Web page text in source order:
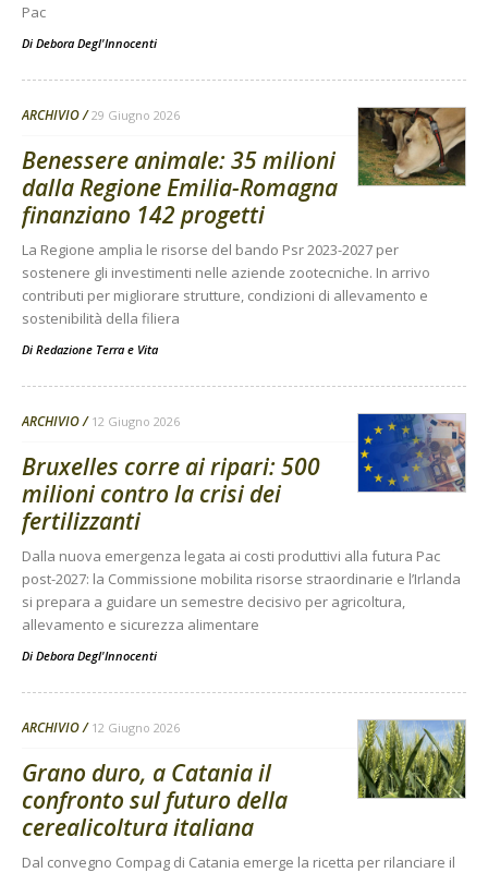
Pac
Di Debora Degl'Innocenti
ARCHIVIO 29 Giugno 2026
Benessere animale: 35 milioni
dalla Regione Emilia-Romagna
finanziano 142 progetti
La Regione amplia le risorse del bando Psr 2023-2027 per
sostenere gli investimenti nelle aziende zootecniche. In arrivo
contributi per migliorare strutture, condizioni di allevamento e
sostenibilità della filiera
Di Redazione Terra e Vita
ARCHIVIO 12 Giugno 2026
Bruxelles corre ai ripari: 500
milioni contro la crisi dei
fertilizzanti
Dalla nuova emergenza legata ai costi produttivi alla futura Pac
post-2027: la Commissione mobilita risorse straordinarie e l’Irlanda
si prepara a guidare un semestre decisivo per agricoltura,
allevamento e sicurezza alimentare
Di Debora Degl'Innocenti
ARCHIVIO 12 Giugno 2026
Grano duro, a Catania il
confronto sul futuro della
cerealicoltura italiana
Dal convegno Compag di Catania emerge la ricetta per rilanciare il